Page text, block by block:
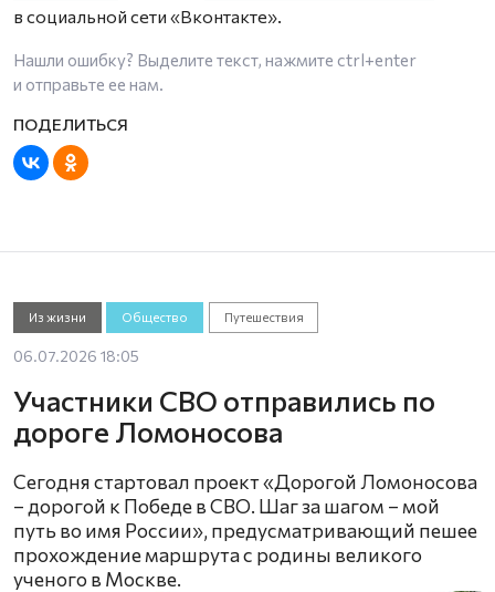
в социальной сети «Вконтакте».
Нашли ошибку? Выделите текст, нажмите ctrl+enter
и отправьте ее нам.
Из жизни Общество Путешествия
06.07.2026 18:05
Участники СВО отправились по
дороге Ломоносова
Сегодня стартовал проект «Дорогой Ломоносова
– дорогой к Победе в СВО. Шаг за шагом – мой
путь во имя России», предусматривающий пешее
прохождение маршрута с родины великого
ученого в Москвe.